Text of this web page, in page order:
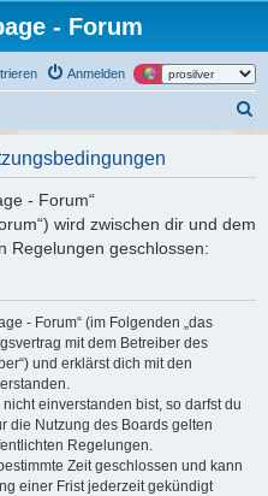
- Forum
Anmelden
u
- Forum“
wird zwischen dir und dem
Regelungen geschlossen:
- Forum“ (im Folgenden „das
mit dem Betreiber des
und erklärst dich mit den
einverstanden bist, so darfst du
die Nutzung des Boards gelten
Regelungen.
Zeit geschlossen und kann
einer Frist jederzeit gekündigt